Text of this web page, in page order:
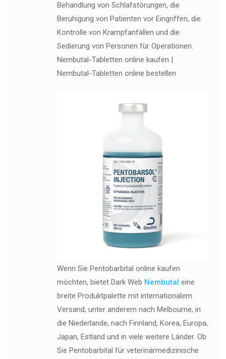
Behandlung von Schlafstörungen, die
Beruhigung von Patienten vor Eingriffen, die
Kontrolle von Krampfanfällen und die
Sedierung von Personen für Operationen.
Nembutal-Tabletten online kaufen |
Nembutal-Tabletten online bestellen
Wenn Sie Pentobarbital online kaufen
möchten, bietet Dark Web Nembutal eine
breite Produktpalette mit internationalem
Versand, unter anderem nach Melbourne, in
die Niederlande, nach Finnland, Korea, Europa,
Japan, Estland und in viele weitere Länder. Ob
Sie Pentobarbital für veterinärmedizinische